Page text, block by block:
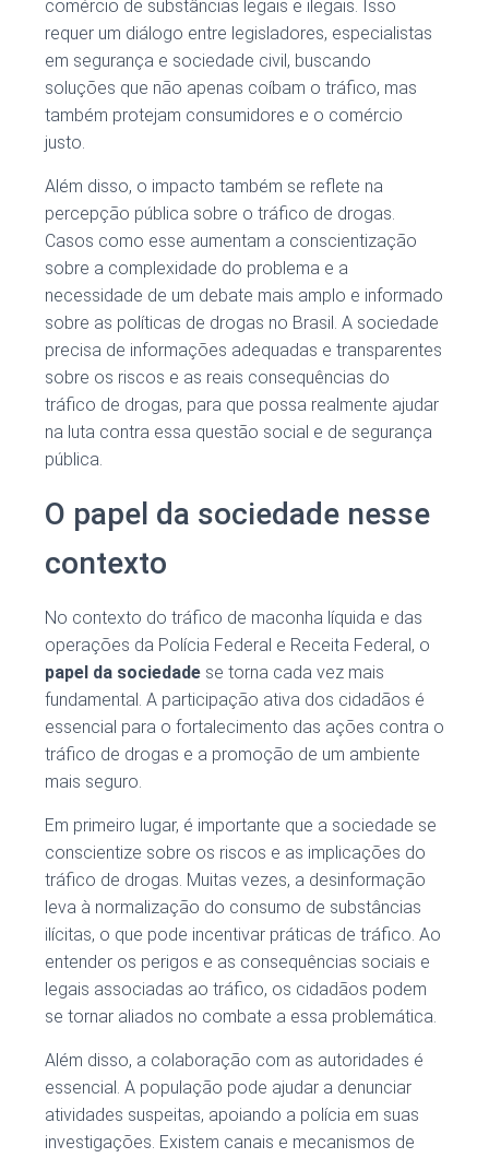
comércio de substâncias legais e ilegais. Isso
requer um diálogo entre legisladores, especialistas
em segurança e sociedade civil, buscando
soluções que não apenas coíbam o tráfico, mas
também protejam consumidores e o comércio
justo.
Além disso, o impacto também se reflete na
percepção pública sobre o tráfico de drogas.
Casos como esse aumentam a conscientização
sobre a complexidade do problema e a
necessidade de um debate mais amplo e informado
sobre as políticas de drogas no Brasil. A sociedade
precisa de informações adequadas e transparentes
sobre os riscos e as reais consequências do
tráfico de drogas, para que possa realmente ajudar
na luta contra essa questão social e de segurança
pública.
O papel da sociedade nesse
contexto
No contexto do tráfico de maconha líquida e das
operações da Polícia Federal e Receita Federal, o
papel da sociedade se torna cada vez mais
fundamental. A participação ativa dos cidadãos é
essencial para o fortalecimento das ações contra o
tráfico de drogas e a promoção de um ambiente
mais seguro.
Em primeiro lugar, é importante que a sociedade se
conscientize sobre os riscos e as implicações do
tráfico de drogas. Muitas vezes, a desinformação
leva à normalização do consumo de substâncias
ilícitas, o que pode incentivar práticas de tráfico. Ao
entender os perigos e as consequências sociais e
legais associadas ao tráfico, os cidadãos podem
se tornar aliados no combate a essa problemática.
Além disso, a colaboração com as autoridades é
essencial. A população pode ajudar a denunciar
atividades suspeitas, apoiando a polícia em suas
investigações. Existem canais e mecanismos de